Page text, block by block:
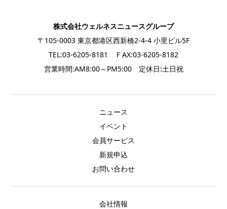
株式会社ウェルネスニュースグループ
〒105-0003 東京都港区西新橋2-4-4 小里ビル5F
TEL:03-6205-8181 ＦAX:03-6205-8182
営業時間:AM8:00～PM5:00 定休日:土日祝
ニュース
イベント
会員サービス
新規申込
お問い合わせ
会社情報